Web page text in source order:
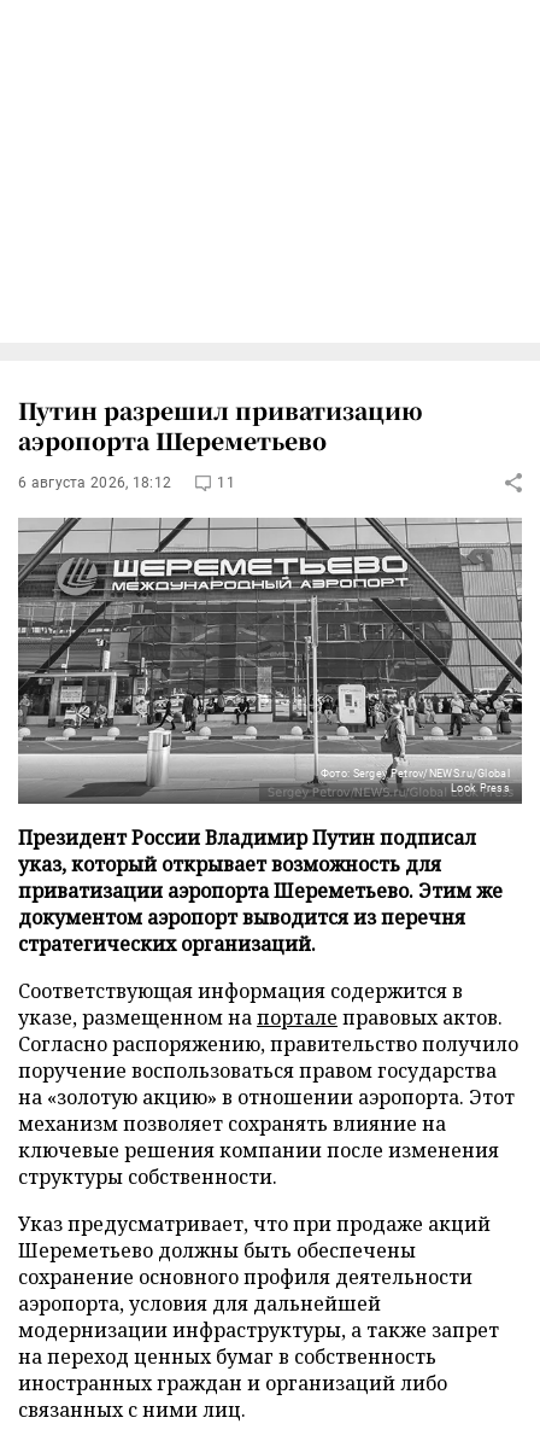
Путин разрешил приватизацию
аэропорта Шереметьево
6 августа 2026, 18:12 11
Фото: Sergey Petrov/NEWS.ru/Global
Look Press
Президент России Владимир Путин подписал
указ, который открывает возможность для
приватизации аэропорта Шереметьево. Этим же
документом аэропорт выводится из перечня
стратегических организаций.
Соответствующая информация содержится в
указе, размещенном напортале правовых актов.
Согласно распоряжению, правительство получило
поручение воспользоваться правом государства
на «золотую акцию» в отношении аэропорта. Этот
механизм позволяет сохранять влияние на
ключевые решения компании после изменения
структуры собственности.
Указ предусматривает, что при продаже акций
Шереметьево должны быть обеспечены
сохранение основного профиля деятельности
аэропорта, условия для дальнейшей
модернизации инфраструктуры, а также запрет
на переход ценных бумаг в собственность
иностранных граждан и организаций либо
связанных с ними лиц.